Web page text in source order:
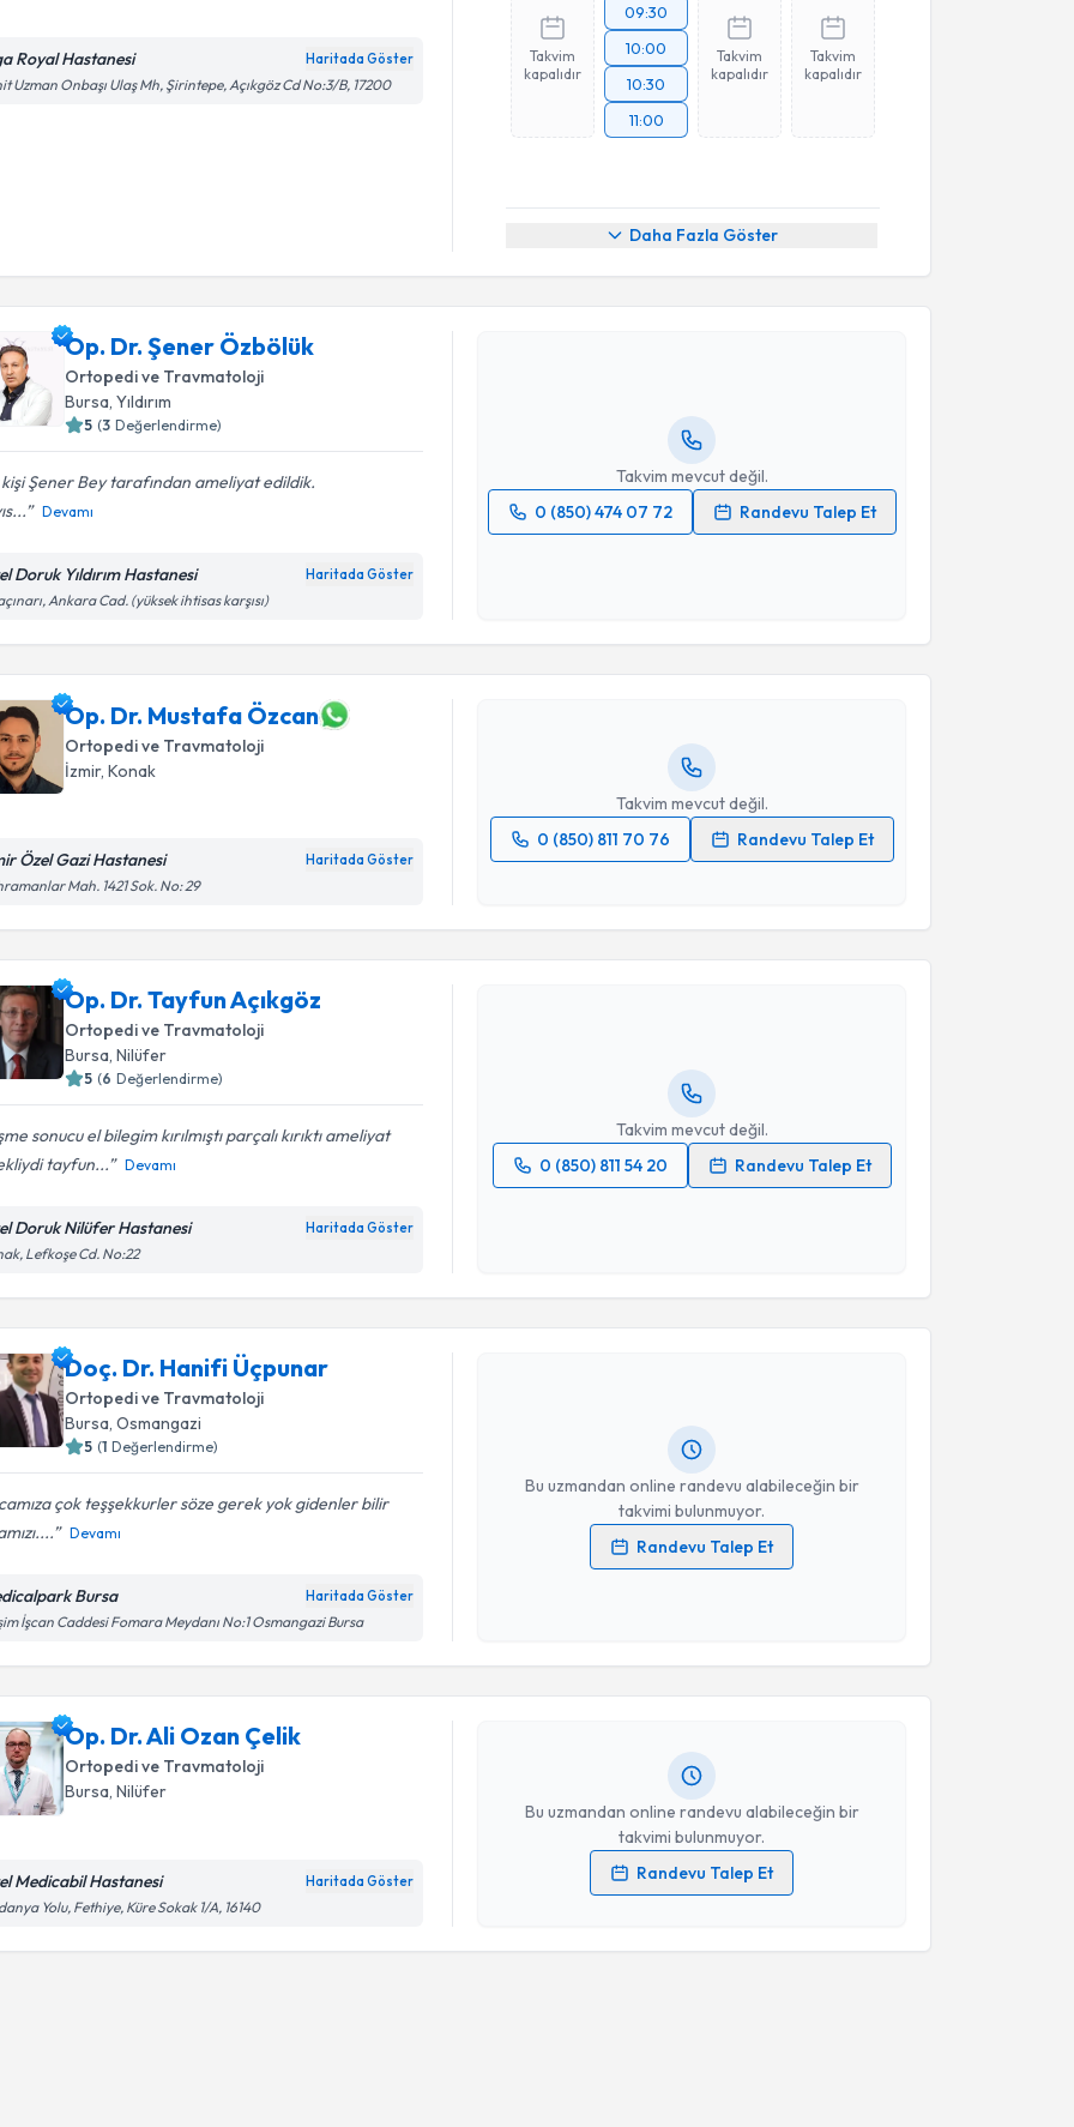
Royal Hastanesi Haritada Göster
Uzman Onbaşı Ulaş Mh, Şirintepe, Açıkgöz Cd No:3/B, 17200
Takvim
kapalıdır
09:30
10:00
10:30
11:00
Takvim
kapalıdır
Takvim
kapalıdır
Daha Fazla Göster
Op. Dr. Şener Özbölük
Ortopedi ve Travmatoloji
Bursa, Yıldırım
5 (3 Değerlendirme)
kişi Şener Bey tarafından ameliyat edildik.
Devamı
Doruk Yıldırım Hastanesi Haritada Göster
Ankara Cad. (yüksek ihtisas karşısı)
Takvim mevcut değil.
0 (850) 474 07 72
Randevu Talep Et
Randevu Takvimi Talebi
Op. Dr. Şener Özbölük
Takvim Talebini Gönder
Op. Dr. Mustafa Özcan
Ortopedi ve Travmatoloji
İzmir, Konak
Özel Gazi Hastanesi Haritada Göster
Mah. 1421 Sok. No: 29
Takvim mevcut değil.
0 (850) 811 70 76
Randevu Talep Et
işlenmesini kabul ediyorum.
Op. Dr. Tayfun Açıkgöz
Ortopedi ve Travmatoloji
Bursa, Nilüfer
5 (6 Değerlendirme)
sonucu el bilegim kırılmıştı parçalı kırıktı ameliyat
tayfun...
Devamı
Doruk Nilüfer Hastanesi Haritada Göster
Lefkoşe Cd. No:22
Takvim mevcut değil.
0 (850) 811 54 20
Randevu Talep Et
Randevu Takvimi Talebi
Op. Dr. Tayfun Açıkgöz
Takvim Talebini Gönder
Doç. Dr. Hanifi Üçpunar
Ortopedi ve Travmatoloji
Bursa, Osmangazi
5 (1 Değerlendirme)
çok teşşekkurler söze gerek yok gidenler bilir
Devamı
Bursa Haritada Göster
İşcan Caddesi Fomara Meydanı No:1 Osmangazi Bursa
Bu uzmandan online randevu alabileceğin bir
takvimi bulunmuyor.
Randevu Talep Et
Randevu Takvimi Talebi
Doç. Dr. Hanifi Üçpunar
Kişisel verilerimin işlenmesine ilişkinAydınlatma Metni
Takvim Talebini Gönder
Op. Dr. Ali Ozan Çelik
Ortopedi ve Travmatoloji
Bursa, Nilüfer
Medicabil Hastanesi Haritada Göster
Yolu, Fethiye, Küre Sokak 1/A, 16140
Bu uzmandan online randevu alabileceğin bir
takvimi bulunmuyor.
Randevu Talep Et
Kişisel verilerimin işlenmesine ilişkinAydınlatma Metni
işlenmesini kabul ediyorum.